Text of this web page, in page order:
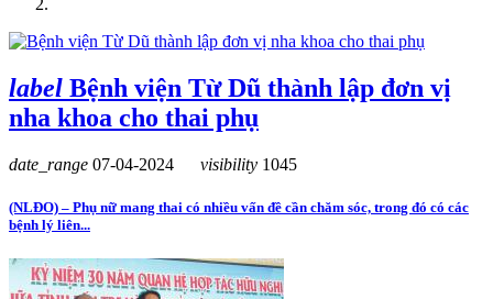
label Bệnh viện Từ Dũ thành lập đơn vị
nha khoa cho thai phụ
date_range 07-04-2024 visibility 1045
(NLĐO) – Phụ nữ mang thai có nhiều vấn đề cần chăm sóc, trong đó có các
bệnh lý liên...